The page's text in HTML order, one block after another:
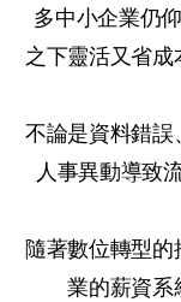
多中小企業仍
之下靈活又省
不論是資料錯誤
人事異動導致
隨著數位轉型
業的薪資系